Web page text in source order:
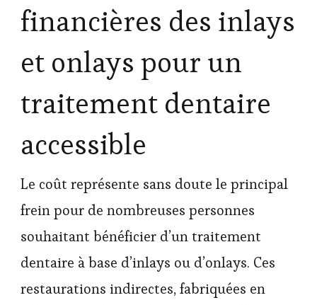
financières des inlays
et onlays pour un
traitement dentaire
accessible
Le coût représente sans doute le principal
frein pour de nombreuses personnes
souhaitant bénéficier d’un traitement
dentaire à base d’inlays ou d’onlays. Ces
restaurations indirectes, fabriquées en